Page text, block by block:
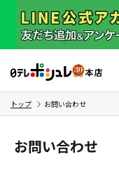
トップ お問い合わせ
お問い合わせ